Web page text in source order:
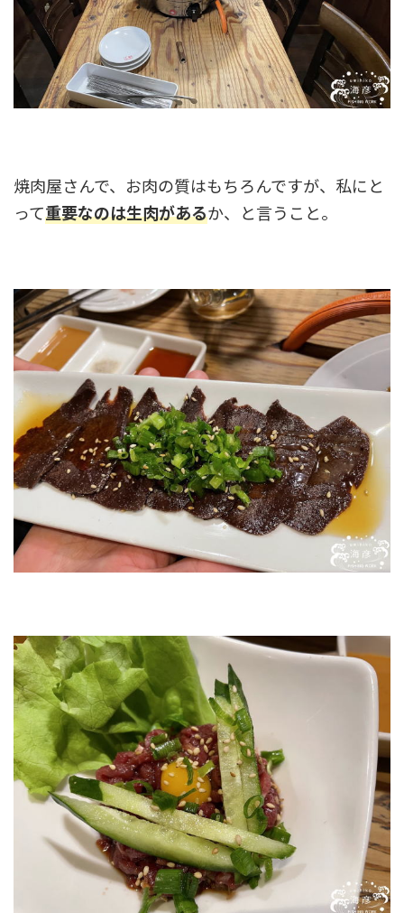
焼肉屋さんで、お肉の質はもちろんですが、私にと
って重要なのは生肉があるか、と言うこと。